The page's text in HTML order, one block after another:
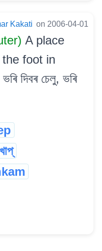
Kakati on 2006-04-01
A place
foot in
দিবৰ চেলু, ভৰি